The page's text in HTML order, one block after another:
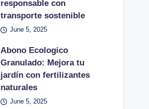
responsable con
transporte sostenible
June 5, 2025
Abono Ecologico
Granulado: Mejora tu
jardín con fertilizantes
naturales
June 5, 2025